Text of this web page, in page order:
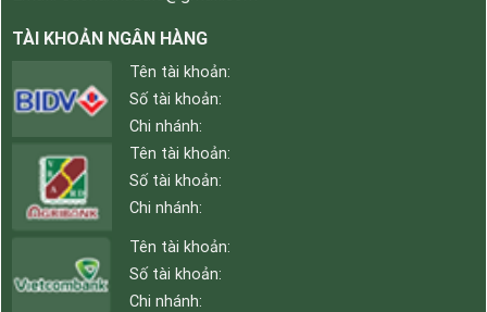
TÀI KHOẢN NGÂN HÀNG
Tên tài khoản:
Số tài khoản:
Chi nhánh:
Tên tài khoản:
Số tài khoản:
Chi nhánh:
Tên tài khoản:
Số tài khoản:
Chi nhánh: